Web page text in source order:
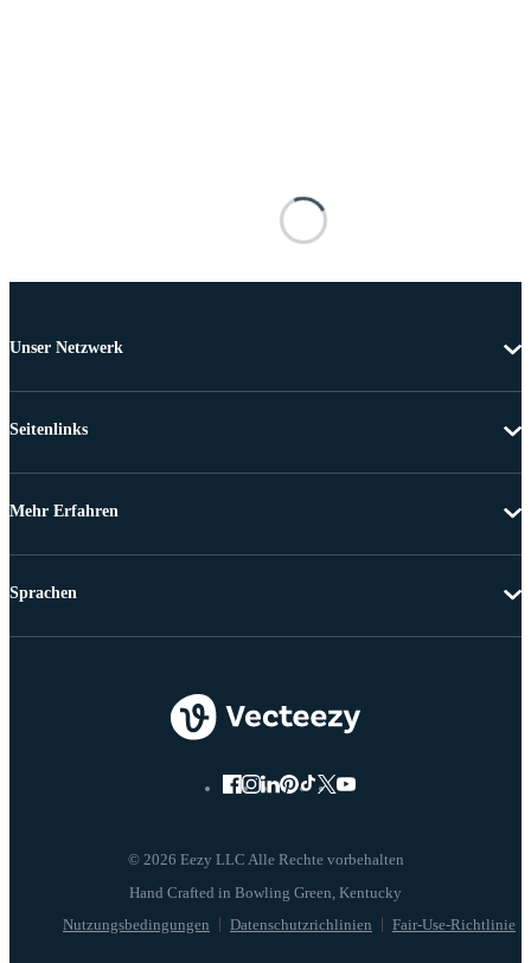
Unser Netzwerk
Seitenlinks
Mehr Erfahren
© 2026 Eezy LLC Alle Rechte vorbehalten
Nutzungsbedingungen Datenschutzrichlinien Fair-Use-Richtlinie
Sprachen